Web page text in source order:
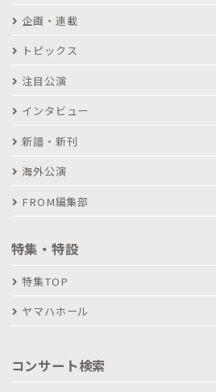
企画・連載
トピックス
注目公演
インタビュー
新譜・新刊
海外公演
FROM編集部
特集・特設
特集TOP
ヤマハホール
コンサート検索